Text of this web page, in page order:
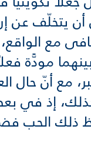
يتخلّف عن
مع
مودَّة
مع أنّ حال
إذ في
ذلك الحب